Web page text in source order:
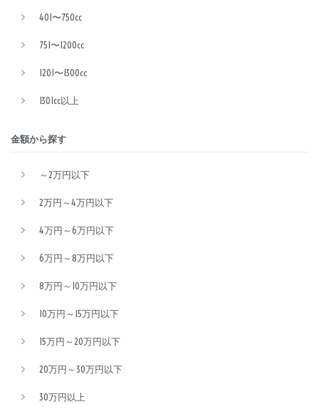
401〜750cc
751〜1200cc
1201〜1300cc
1301cc以上
金額から探す
～2万円以下
2万円～4万円以下
4万円～6万円以下
6万円～8万円以下
8万円～10万円以下
10万円～15万円以下
15万円～20万円以下
20万円～30万円以下
30万円以上